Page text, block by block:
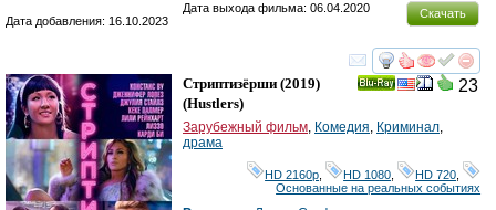
Скачать
Дата выхода фильма: 06.04.2020
Дата добавления: 16.10.2023
смотреть
23
Стриптизёрши (2019)
(Hustlers)
Зарубежный фильм, Комедия, Криминал,
драма
HD 2160р HD 1080 HD 720
Основанные на реальных событиях